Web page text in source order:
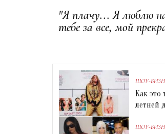
"Я плачу... Я люблю
тебе за все, мой
ШОУ-
Как это
летней
ШОУ-